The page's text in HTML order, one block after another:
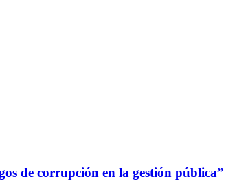
de corrupción en la gestión pública”